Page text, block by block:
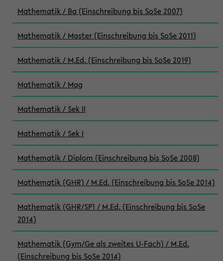
Mathematik / Ba (Einschreibung bis SoSe 2007)
Mathematik / Master (Einschreibung bis SoSe 2011)
Mathematik / M.Ed. (Einschreibung bis SoSe 2019)
Mathematik / Mag
Mathematik / Sek II
Mathematik / Sek I
Mathematik / Diplom (Einschreibung bis SoSe 2008)
Mathematik (GHR) / M.Ed. (Einschreibung bis SoSe 2014)
Mathematik (GHR/SP) / M.Ed. (Einschreibung bis SoSe
2014)
Mathematik (Gym/Ge als zweites U-Fach) / M.Ed.
(Einschreibung bis SoSe 2014)